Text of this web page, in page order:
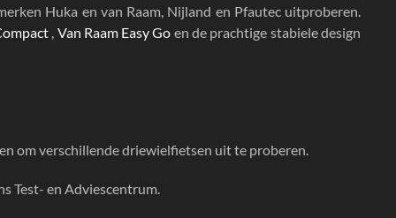
Huka en van Raam, Nijland en Pfautec uitproberen.
, Van Raam Easy Go en de prachtige stabiele design
om verschillende driewielfietsen uit te proberen.
Test- en Adviescentrum.